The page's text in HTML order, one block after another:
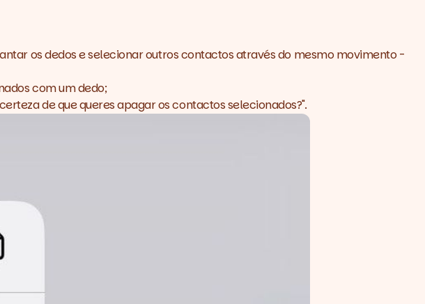
os dedos e selecionar outros contactos através do mesmo movimento -
com um dedo;
de que queres apagar os contactos selecionados?".